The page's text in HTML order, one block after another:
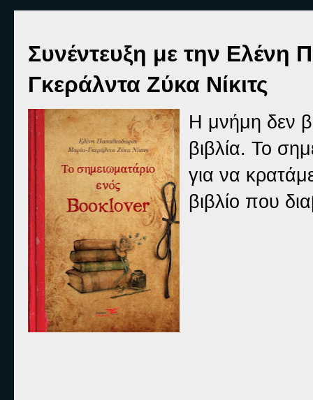
Συνέντευξη με την
Γκεράλντα Ζύκα Νίκιτς
Η μνήμη δεν
βιβλία. Το
για να
βιβλίο που